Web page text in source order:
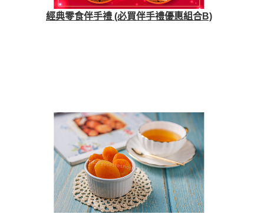
經典零食伴手禮 (必買伴手禮優惠組合B)